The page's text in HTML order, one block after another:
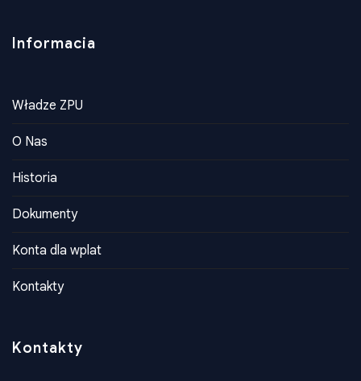
Informacia
Władze ZPU
O Nas
Historia
Dokumenty
Konta dla wplat
Kontakty
Kontakty